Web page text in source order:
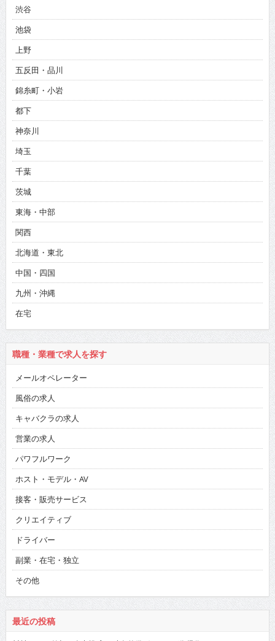
渋谷
池袋
上野
五反田・品川
錦糸町・小岩
都下
神奈川
埼玉
千葉
茨城
東海・中部
関西
北海道・東北
中国・四国
九州・沖縄
在宅
職種・業種で求人を探す
メールオペレーター
風俗の求人
キャバクラの求人
営業の求人
パワフルワーク
ホスト・モデル・AV
接客・販売サービス
クリエイティブ
ドライバー
副業・在宅・独立
その他
最近の投稿